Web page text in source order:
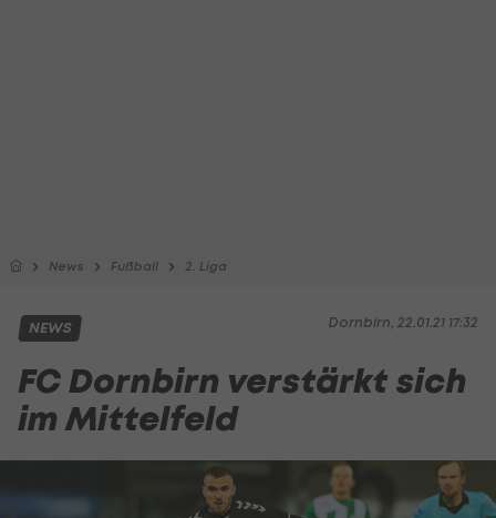
News Fußball 2. Liga
Dornbirn, 22.01.21 17:32
NEWS
FC Dornbirn verstärkt sich
im Mittelfeld